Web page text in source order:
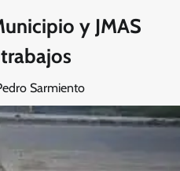
y JMAS
Sarmiento